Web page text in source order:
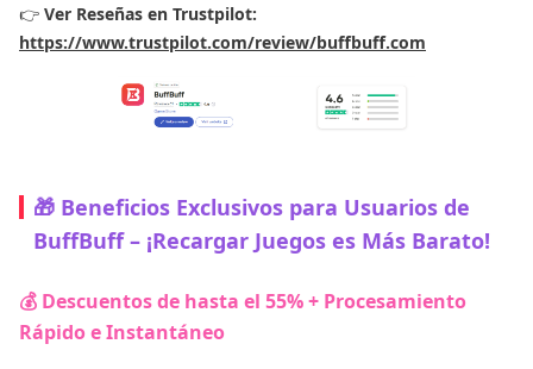
👉 Ver Reseñas en Trustpilot:
https://www.trustpilot.com/review/buffbuff.com
🎁 Beneficios Exclusivos para Usuarios de
BuffBuff – ¡Recargar Juegos es Más Barato!
💰 Descuentos de hasta el 55% + Procesamiento
Rápido e Instantáneo